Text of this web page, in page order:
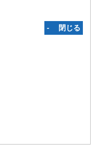
‐ 閉じる